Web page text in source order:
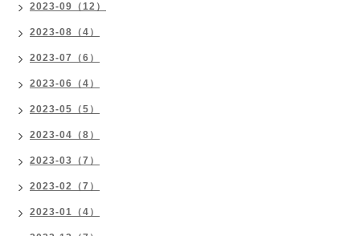
2023-09（12）
2023-08（4）
2023-07（6）
2023-06（4）
2023-05（5）
2023-04（8）
2023-03（7）
2023-02（7）
2023-01（4）